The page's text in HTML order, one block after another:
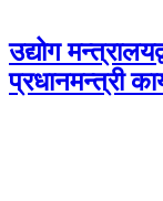
उद्योग
प्रधानमन्त्री